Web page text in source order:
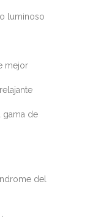
luminoso
mejor
gama de
del